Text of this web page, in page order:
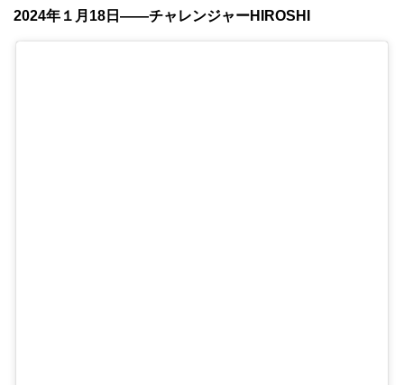
2024年１月18日——チャレンジャーHIROSHI